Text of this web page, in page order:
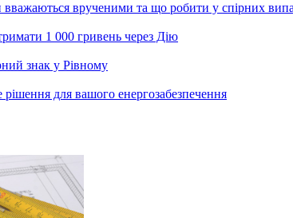
врученими та що робити у спірних
1 000 гривень через Дію
знак у Рівному
для вашого енергозабезпечення